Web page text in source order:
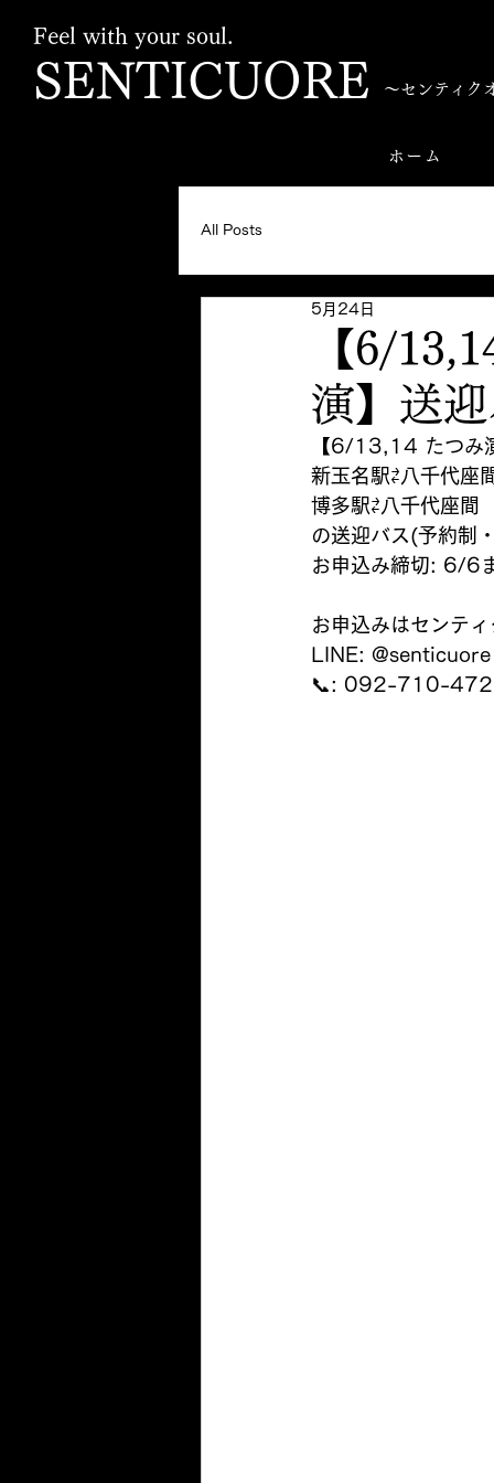
SENTICUORE
Feel with your soul.
〜センティク
ホーム
All Posts
【6/
演】送
5月24日
【6/13,14 たつみ
新玉名駅⇄八千代座
博多駅⇄八千代座間
の送迎バス(予約制
お申込み締切: 6/6
お申込みはセンテ
LINE: @senticuore
📞: 092-710-